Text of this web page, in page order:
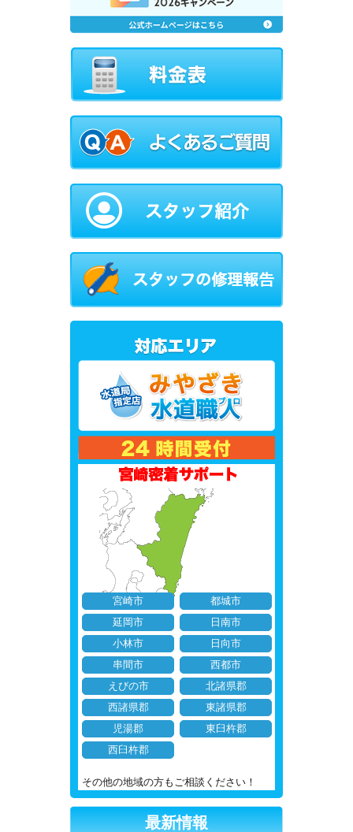
宮崎市
都城市
延岡市
日南市
小林市
日向市
串間市
西都市
えびの市
北諸県郡
西諸県郡
東諸県郡
児湯郡
東臼杵郡
西臼杵郡
その他の地域の方もご相談ください！
最新情報